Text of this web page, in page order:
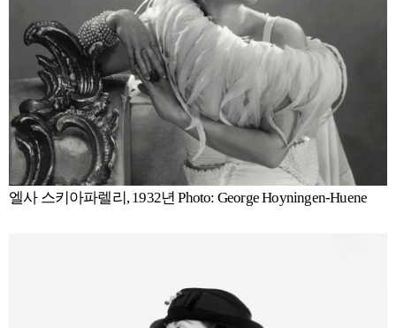
엘사 스키아파렐리, 1932년 Photo: George Hoyningen-Huene